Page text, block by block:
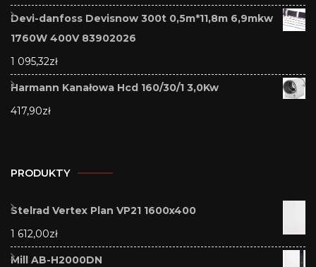
Devi-danfoss Devisnow 300t 0,5m*11,8m 6,9mkw
1760W 400V 83902026
1 095,32zł
Harmann Kanałowa Hcd 160/30/1 3,0Kw
417,90zł
PRODUKTY
Stelrad Vertex Plan VP21 1600x400
1 612,00zł
Mill AB-H2000DN